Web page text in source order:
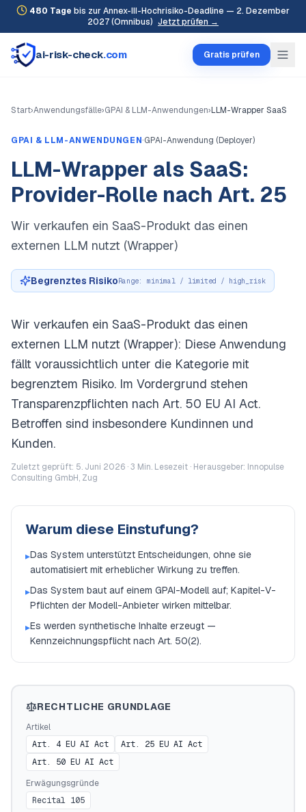
480 Tage bis zur Annex-III-Hochrisiko-Deadline — 2. Dezember
2027 (Omnibus) Jetzt prüfen →
ai-risk-check.com Gratis prüfen
Start›Anwendungsfälle›GPAI & LLM-Anwendungen›LLM-Wrapper SaaS
GPAI & LLM-ANWENDUNGEN·GPAI-Anwendung (Deployer)
LLM-Wrapper als SaaS:
Provider-Rolle nach Art. 25
Wir verkaufen ein SaaS-Produkt das einen
externen LLM nutzt (Wrapper)
Begrenztes RisikoRange: minimal / limited / high_risk
Wir verkaufen ein SaaS-Produkt das einen
externen LLM nutzt (Wrapper): Diese Anwendung
fällt voraussichtlich unter die Kategorie mit
begrenztem Risiko. Im Vordergrund stehen
Transparenzpflichten nach Art. 50 EU AI Act.
Betroffen sind insbesondere Kundinnen und
Kunden.
Zuletzt geprüft: 5. Juni 2026 ·3 Min. Lesezeit · Herausgeber: Innopulse
Consulting GmbH, Zug
Warum diese Einstufung?
▸Das System unterstützt Entscheidungen, ohne sie
automatisiert mit erheblicher Wirkung zu treffen.
▸Das System baut auf einem GPAI-Modell auf; Kapitel-V-
Pflichten der Modell-Anbieter wirken mittelbar.
▸Es werden synthetische Inhalte erzeugt —
Kennzeichnungspflicht nach Art. 50(2).
RECHTLICHE GRUNDLAGE
Artikel
Art. 4 EU AI Act
Art. 25 EU AI Act
Art. 50 EU AI Act
Erwägungsgründe
Recital 105